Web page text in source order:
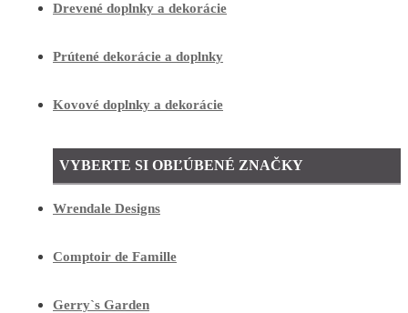
Drevené doplnky a dekorácie
Prútené dekorácie a doplnky
Kovové doplnky a dekorácie
VYBERTE SI OBĽÚBENÉ ZNAČKY
Wrendale Designs
Comptoir de Famille
Gerry`s Garden